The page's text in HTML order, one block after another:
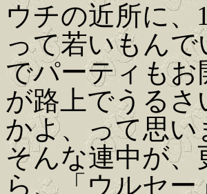
ウチの近所に、
って若いもん
でパーティも
が路上でうる
かよ、って思い
そんな連中が
ら、「ウルセ